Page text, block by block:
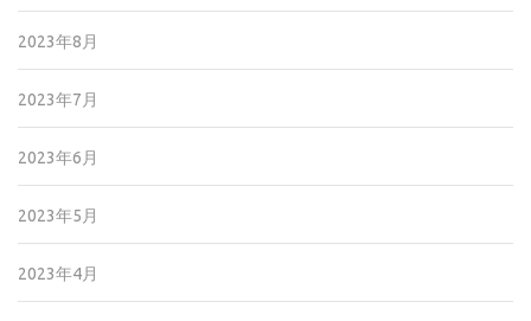
2023年8月
2023年7月
2023年6月
2023年5月
2023年4月